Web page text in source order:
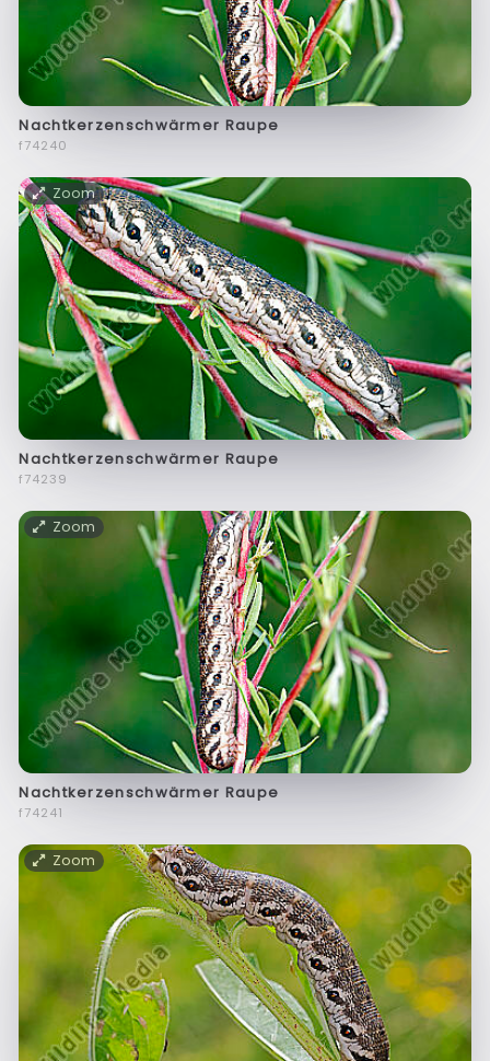
Nachtkerzenschwärmer Raupe
f74240
Zoom
Nachtkerzenschwärmer Raupe
f74239
Zoom
Nachtkerzenschwärmer Raupe
f74241
Zoom